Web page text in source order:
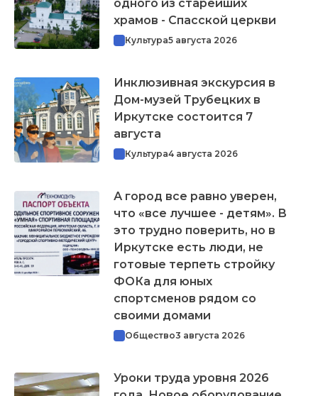
одного из старейших
храмов - Спасской церкви
Культура5 августа 2026
Инклюзивная экскурсия в
Дом-музей Трубецких в
Иркутске состоится 7
августа
Культура4 августа 2026
А город все равно уверен,
что «все лучшее - детям». В
это трудно поверить, но в
Иркутске есть люди, не
готовые терпеть стройку
ФОКа для юных
спортсменов рядом со
своими домами
Общество3 августа 2026
Уроки труда уровня 2026